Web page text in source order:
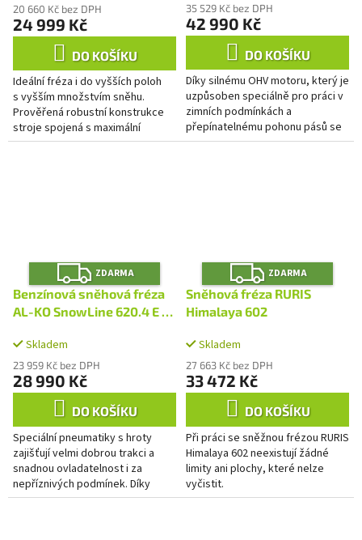
20 660 Kč bez DPH
24 999 Kč
DO KOŠÍKU
Ideální fréza i do vyšších poloh
s vyšším množstvím sněhu.
Prověřená robustní konstrukce
stroje spojená s maximální
komfortní výbavou. Systém
35 529 Kč bez DPH
42 990 Kč
DO KOŠÍKU
Díky silnému OHV motoru, který je
uzpůsoben speciálně pro práci v
zimních podmínkách a
přepínatelnému pohonu pásů se
6 rychlostními stupni vpřed a 2
Z
D
A
R
M
ZDARMA
Benzínová sněhová fréza
AL-KO SnowLine 620.4 E III
Skladem
23 959 Kč bez DPH
28 990 Kč
DO KOŠÍKU
Speciální pneumatiky s hroty
zajišťují velmi dobrou trakci a
snadnou ovladatelnost i za
nepříznivých podmínek. Díky
silnému 4-taktnímu motoru se
Z
D
A
R
M
ZDARMA
Sněhová fréza RURIS
Himalaya 602
Skladem
27 663 Kč bez DPH
33 472 Kč
DO KOŠÍKU
Při práci se sněžnou frézou RURIS
Himalaya 602 neexistují žádné
limity ani plochy, které nelze
vyčistit.